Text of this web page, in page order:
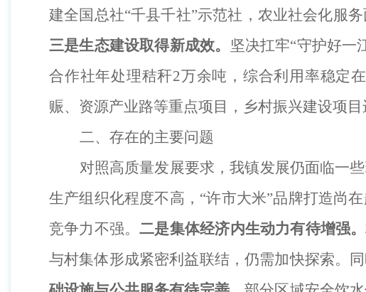
建全国总社“千县千社”示范社，农业社会化服
三是生态建设取得新成效。
坚决扛牢“守护好一
合作社年处理秸秆2万余吨，综合利用率稳定在
赈、资源产业路等重点项目，乡村振兴建设项目
二、存在的主要问题
对照高质量发展要求，我镇发展仍面临一
生产组织化程度不高， “许市大米”品牌打造尚
竞争力不强。二是集体经济内生动力有待增强。
与村集体形成紧密利益联结，仍需加快探索。